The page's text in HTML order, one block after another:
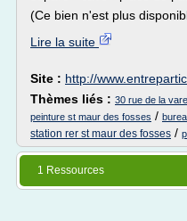
(Ce bien n'est plus
Lire la suite
Site : http://
Thèmes liés : 30 rue de la
peinture st maur des fosses /
station rer st maur des fosses /
1 Ressources